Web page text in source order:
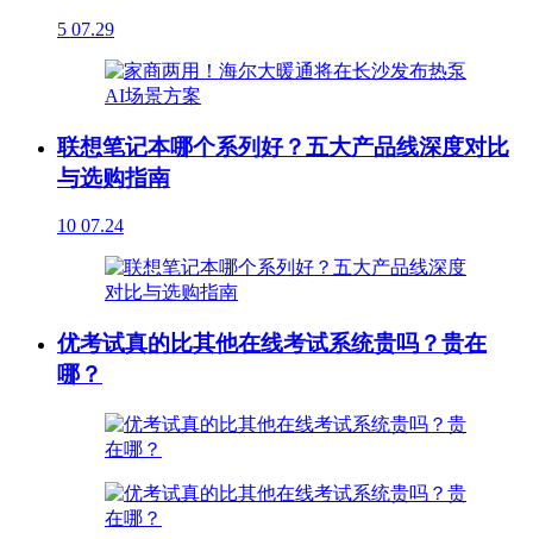
5 07.29
联想笔记本哪个系列好？五大产品线深度对比
与选购指南
10 07.24
优考试真的比其他在线考试系统贵吗？贵在
哪？